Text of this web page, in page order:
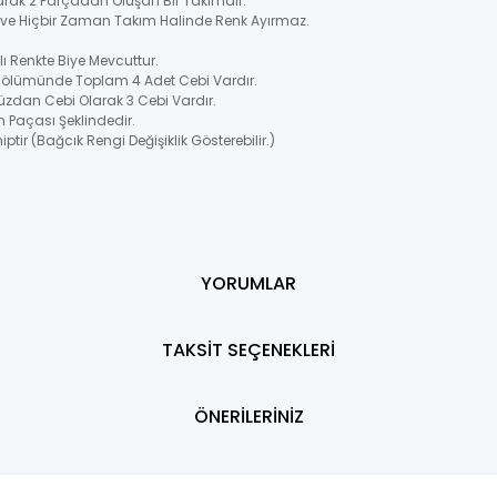
Hiçbir Zaman Takım Halinde Renk Ayırmaz.
Renkte Biye Mevcuttur.
Toplam 4 Adet Cebi Vardır.
Cebi Olarak 3 Cebi Vardır.
Paçası Şeklindedir.
(Bağcık Rengi Değişiklik Gösterebilir.)
YORUMLAR
TAKSİT SEÇENEKLERİ
ÖNERİLERİNİZ